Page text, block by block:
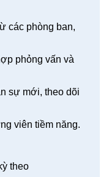
các phòng ban,
phỏng vấn và
sự mới, theo dõi
viên tiềm năng.
theo